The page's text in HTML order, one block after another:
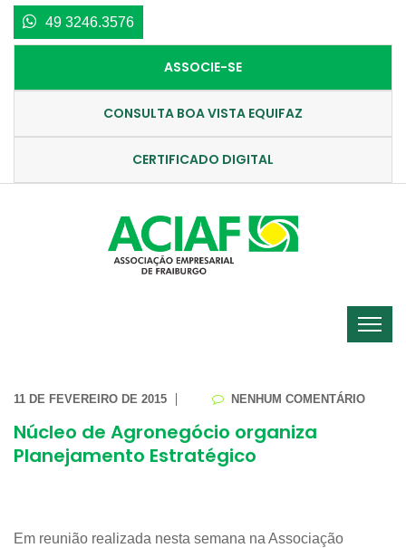
49 3246.3576
ASSOCIE-SE
CONSULTA BOA VISTA EQUIFAZ
CERTIFICADO DIGITAL
11 DE FEVEREIRO DE 2015 NENHUM COMENTÁRIO
Núcleo de Agronegócio organiza
Planejamento Estratégico
Em reunião realizada nesta semana na Associação